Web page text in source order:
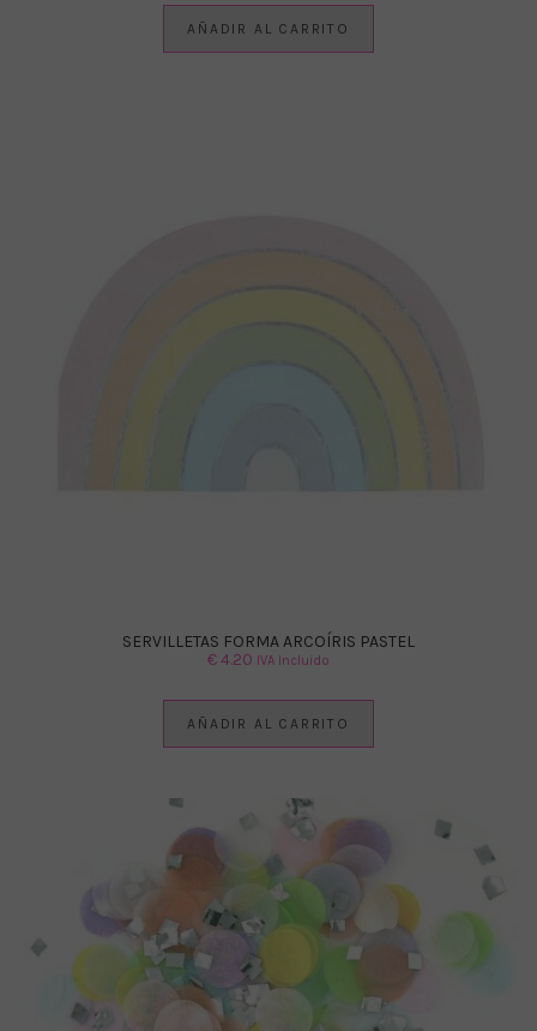
AÑADIR AL CARRITO
SERVILLETAS FORMA ARCOÍRIS PASTEL
€4.20 IVA Incluido
AÑADIR AL CARRITO